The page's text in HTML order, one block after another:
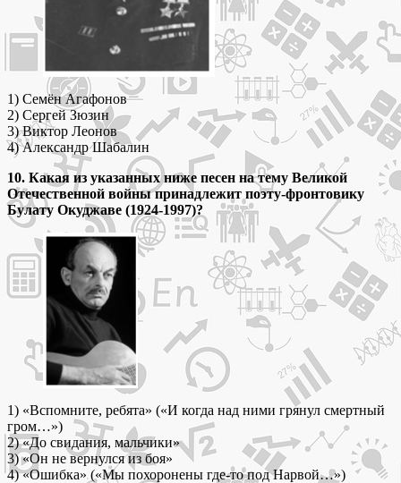
1) Семён Агафонов
2) Сергей Зюзин
3) Виктор Леонов
4) Александр Шабалин
10. Какая из указанных ниже песен на тему Великой
Отечественной войны принадлежит поэту-фронтовику
Булату Окуджаве (1924-1997)?
1) «Вспомните, ребята» («И когда над ними грянул смертный
гром…»)
2) «До свидания, мальчики»
3) «Он не вернулся из боя»
4) «Ошибка» («Мы похоронены где-то под Нарвой…»)